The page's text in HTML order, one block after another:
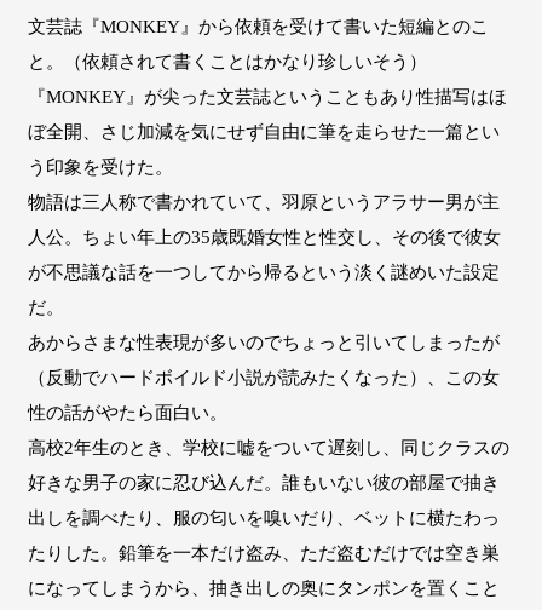
文芸誌『MONKEY』から依頼を受けて書いた短編とのこ
と。（依頼されて書くことはかなり珍しいそう）
『MONKEY』が尖った文芸誌ということもあり性描写はほ
ぼ全開、さじ加減を気にせず自由に筆を走らせた一篇とい
う印象を受けた。
物語は三人称で書かれていて、羽原というアラサー男が主
人公。ちょい年上の35歳既婚女性と性交し、その後で彼女
が不思議な話を一つしてから帰るという淡く謎めいた設定
だ。
あからさまな性表現が多いのでちょっと引いてしまったが
（反動でハードボイルド小説が読みたくなった）、この女
性の話がやたら面白い。
高校2年生のとき、学校に嘘をついて遅刻し、同じクラスの
好きな男子の家に忍び込んだ。誰もいない彼の部屋で抽き
出しを調べたり、服の匂いを嗅いだり、ベットに横たわっ
たりした。鉛筆を一本だけ盗み、ただ盗むだけでは空き巣
になってしまうから、抽き出しの奥にタンポンを置くこと